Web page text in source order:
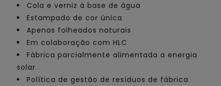
Cola e verniz à base de água
Estampado de cor única
Apenas folheados naturais
Em colaboração com HLC
Fábrica parcialmente alimentada a energia
solar
Política de gestão de resíduos de fábrica